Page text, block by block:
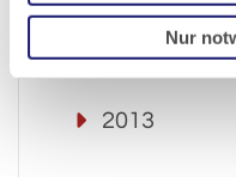
Nur
2014
2013